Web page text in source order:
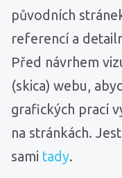
původních
referencí a
Před návrhem
(skica) webu,
grafických prací
na stránkách.
sami tady.